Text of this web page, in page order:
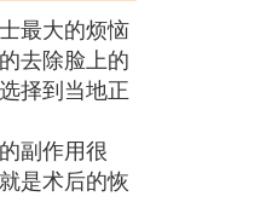
最大的烦恼
去除脸上的
择到当地正
副作用很
是术后的恢